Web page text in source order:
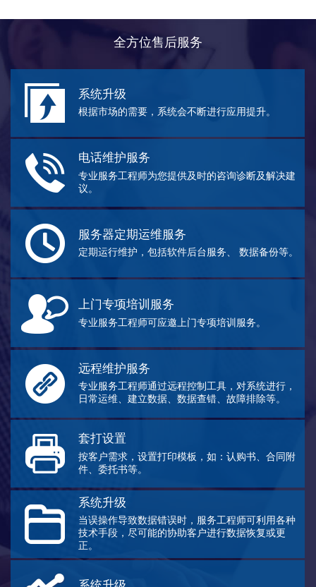
全方位售后服务
系统升级
根据市场的需要，系统会不断进行应用提升。
电话维护服务
专业服务工程师为您提供及时的咨询诊断及解决建
议。
服务器定期运维服务
定期运行维护，包括软件后台服务、 数据备份等。
上门专项培训服务
专业服务工程师可应邀上门专项培训服务。
远程维护服务
专业服务工程师通过远程控制工具，对系统进行，
日常运维、建立数据、数据查错、故障排除等。
套打设置
按客户需求，设置打印模板，如：认购书、合同附
件、委托书等。
系统升级
当误操作导致数据错误时，服务工程师可利用各种
技术手段，尽可能的协助客户进行数据恢复或更
正。